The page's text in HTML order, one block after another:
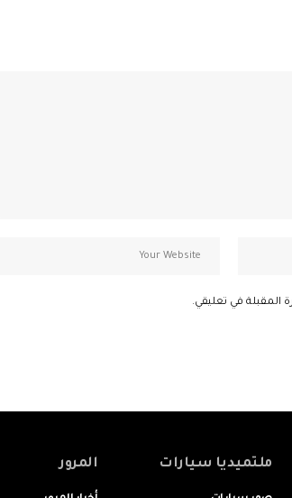
المقبلة في تعليقي.
ملتميديا سيارات المرور